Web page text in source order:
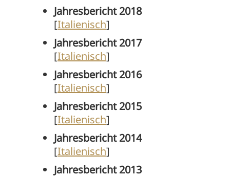
Jahresbericht 2018
[Italienisch]
Jahresbericht 2017
[Italienisch]
Jahresbericht 2016
[Italienisch]
Jahresbericht 2015
[Italienisch]
Jahresbericht 2014
[Italienisch]
Jahresbericht 2013